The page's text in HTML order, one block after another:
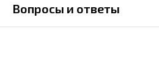
Вопросы и ответы